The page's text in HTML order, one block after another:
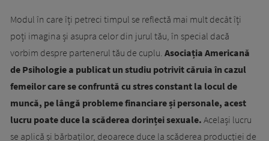
Modul în care îți petreci timpul se reflectă mai mult decât îți
poți imagina și asupra celor din jurul tău, în special dacă
vorbim despre partenerul tău de cuplu. Asociația Americană
de Psihologie a publicat un studiu potrivit căruia în cazul
femeilor care se confruntă cu stres constant la locul de
muncă, pe lângă probleme financiare și personale, acest
lucru poate duce la scăderea dorinței sexuale. Același lucru
se aplică și bărbaților, deoarece duce la scăderea producției de